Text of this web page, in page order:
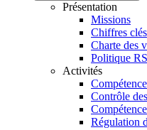
Présentation
Missions
Chiffres clés
Charte des
Politique
Activités
Contrôle
Régulation